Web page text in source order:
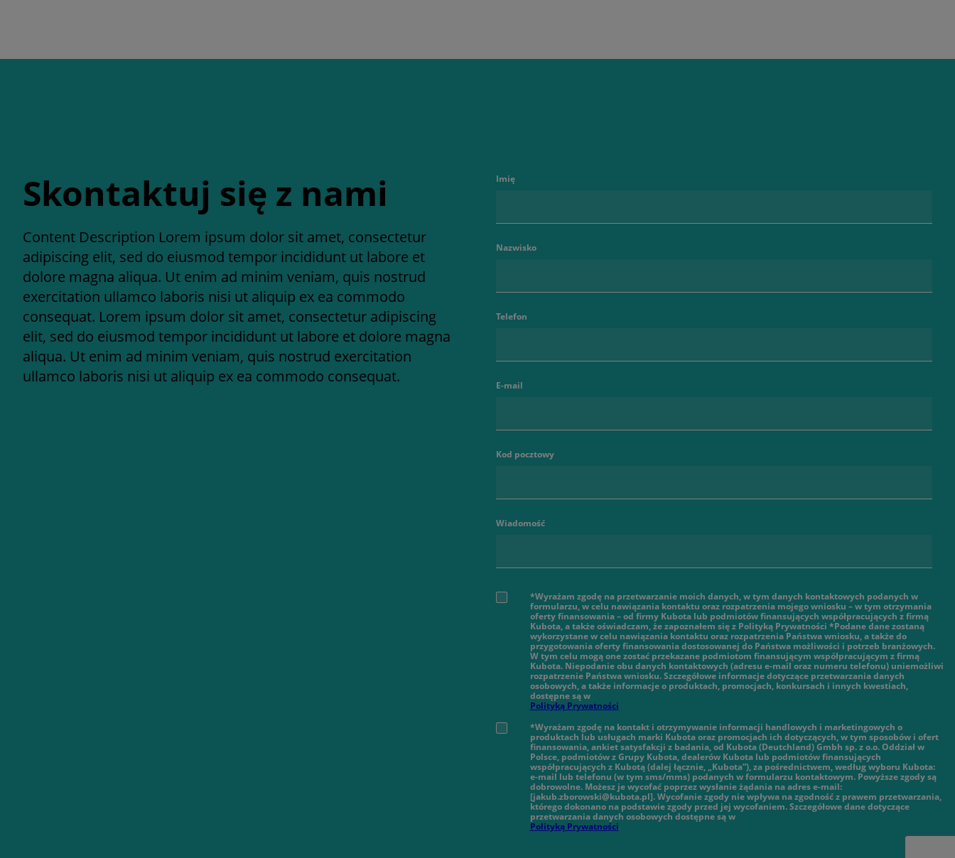
Skontaktuj się z nami
Content Description Lorem ipsum dolor sit amet, consectetur
adipiscing elit, sed do eiusmod tempor incididunt ut labore et
dolore magna aliqua. Ut enim ad minim veniam, quis nostrud
exercitation ullamco laboris nisi ut aliquip ex ea commodo
consequat. Lorem ipsum dolor sit amet, consectetur adipiscing
elit, sed do eiusmod tempor incididunt ut labore et dolore magna
aliqua. Ut enim ad minim veniam, quis nostrud exercitation
ullamco laboris nisi ut aliquip ex ea commodo consequat.
Imię
Nazwisko
Telefon
E-mail
Kod pocztowy
Wiadomość
*Wyrażam zgodę na przetwarzanie moich danych, w tym danych kontaktowych podanych w
formularzu, w celu nawiązania kontaktu oraz rozpatrzenia mojego wniosku – w tym otrzymania
oferty finansowania – od firmy Kubota lub podmiotów finansujących współpracujących z firmą
Kubota, a także oświadczam, że zapoznałem się z Polityką Prywatności *Podane dane zostaną
wykorzystane w celu nawiązania kontaktu oraz rozpatrzenia Państwa wniosku, a także do
przygotowania oferty finansowania dostosowanej do Państwa możliwości i potrzeb branżowych.
W tym celu mogą one zostać przekazane podmiotom finansującym współpracującym z firmą
Kubota. Niepodanie obu danych kontaktowych (adresu e-mail oraz numeru telefonu) uniemożliwi
rozpatrzenie Państwa wniosku. Szczegółowe informacje dotyczące przetwarzania danych
osobowych, a także informacje o produktach, promocjach, konkursach i innych kwestiach,
dostępne są w
Polityką Prywatności
*Wyrażam zgodę na kontakt i otrzymywanie informacji handlowych i marketingowych o
produktach lub usługach marki Kubota oraz promocjach ich dotyczących, w tym sposobów i ofert
finansowania, ankiet satysfakcji z badania, od Kubota (Deutchland) Gmbh sp. z o.o. Oddział w
Polsce, podmiotów z Grupy Kubota, dealerów Kubota lub podmiotów finansujących
współpracujących z Kubotą (dalej łącznie, „Kubota”), za pośrednictwem, według wyboru Kubota:
e-mail lub telefonu (w tym sms/mms) podanych w formularzu kontaktowym. Powyższe zgody są
dobrowolne. Możesz je wycofać poprzez wysłanie żądania na adres e-mail:
[jakub.zborowski@kubota.pl]. Wycofanie zgody nie wpływa na zgodność z prawem przetwarzania,
którego dokonano na podstawie zgody przed jej wycofaniem. Szczegółowe dane dotyczące
przetwarzania danych osobowych dostępne są w
Polityką Prywatności